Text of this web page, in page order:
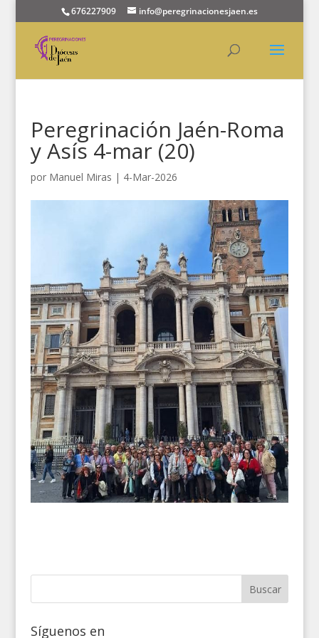
676227909 info@peregrinacionesjaen.es
Peregrinación Jaén-Roma
y Asís 4-mar (20)
por Manuel Miras | 4-Mar-2026
Síguenos en